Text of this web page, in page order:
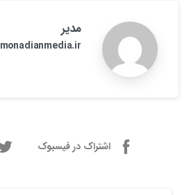
مدیر
monadianmedia.ir
اشتراک در فیسبوک